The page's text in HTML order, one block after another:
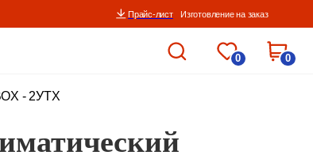
Изготовление на заказ
- 2УТХ